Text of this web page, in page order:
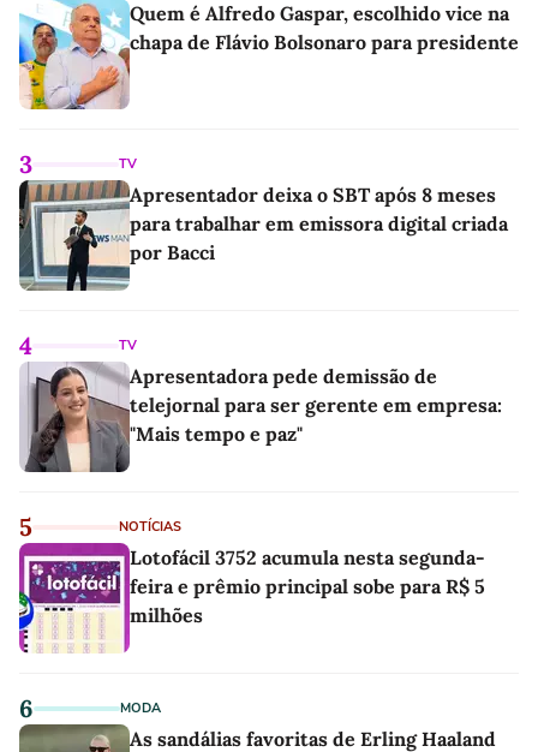
Quem é Alfredo Gaspar, escolhido vice na
chapa de Flávio Bolsonaro para presidente
3 TV
Apresentador deixa o SBT após 8 meses
para trabalhar em emissora digital criada
por Bacci
4 TV
Apresentadora pede demissão de
telejornal para ser gerente em empresa:
"Mais tempo e paz"
5 NOTÍCIAS
Lotofácil 3752 acumula nesta segunda-
feira e prêmio principal sobe para R$ 5
milhões
6 MODA
As sandálias favoritas de Erling Haaland